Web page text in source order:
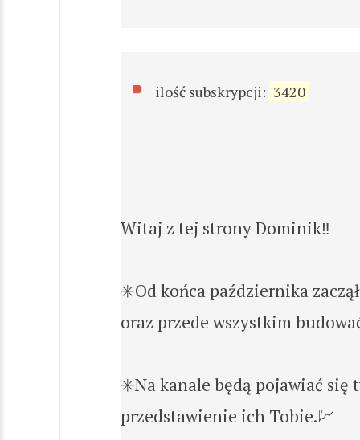
ilość subskrypcji: 3420
Witaj z tej strony Dominik‼️
✳️Od końca października
oraz przede wszystkim
✳️Na kanale będą pojawiać się
przedstawienie ich Tobie.💹